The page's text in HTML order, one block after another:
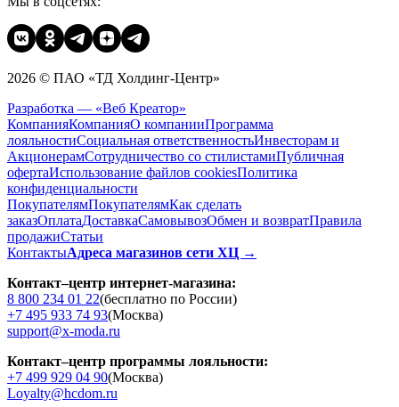
2026 © ПАО «ТД Холдинг-Центр»
Разработка — «Веб Креатор»
КомпанияКомпанияО компанииПрограмма
лояльностиСоциальная ответственностьИнвесторам и
АкционерамСотрудничество со стилистамиПубличная
офертаИспользование файлов cookiesПолитика
конфиденциальности
ПокупателямПокупателямКак сделать
заказОплатаДоставкаCамовывозОбмен и возвратПравила
продажиСтатьи
КонтактыАдреса магазинов сети ХЦ →
Контакт–центр интернет-магазина:
8 800 234 01 22(бесплатно по России)
+7 495 933 74 93(Москва)
support@x-moda.ru
Контакт–центр программы лояльности:
+7 499 929 04 90(Москва)
Loyalty@hcdom.ru